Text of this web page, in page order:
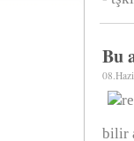
Bu
bilir